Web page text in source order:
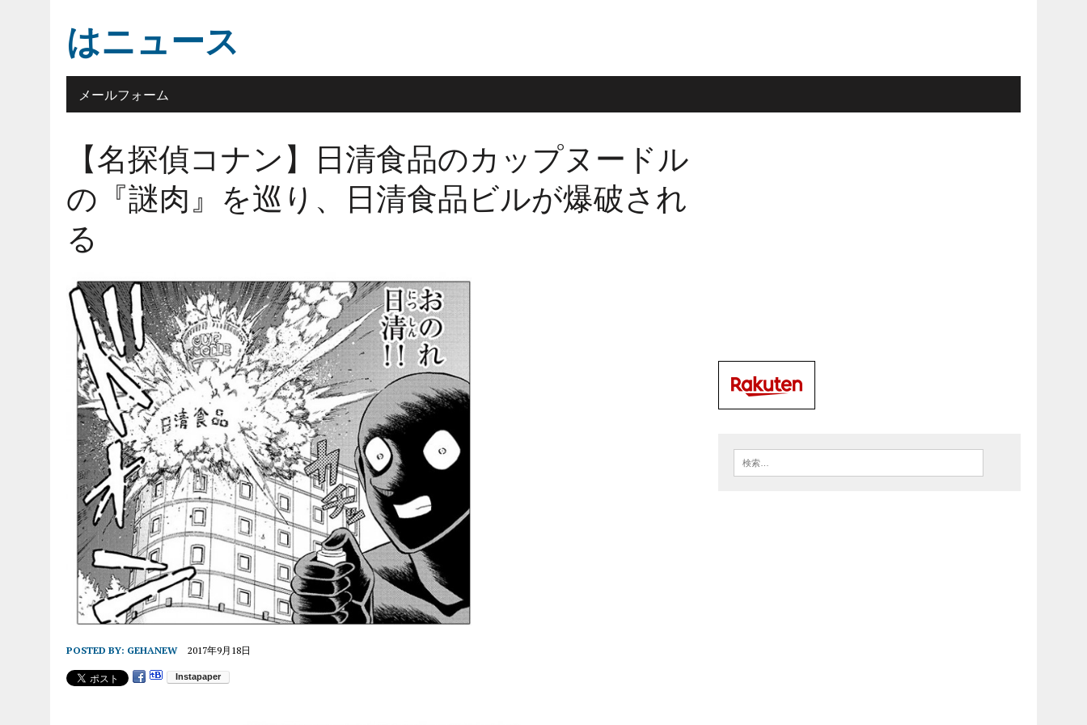
はニュース
メールフォーム
【名探偵コナン】日清食品のカップヌードル
の『謎肉』を巡り、日清食品ビルが爆破され
る
POSTED BY: GEHANEW 2017年9月18日